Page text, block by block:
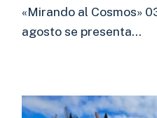
«Mirando al Cosmos»
agosto se presenta…